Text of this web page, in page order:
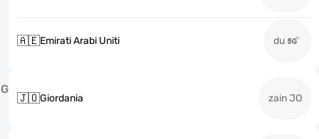
🇦🇪Emirati Arabi Uniti du
G
🇯🇴Giordania zain JO